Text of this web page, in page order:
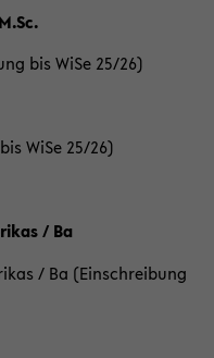
bis WiSe 25/26)
WiSe 25/26)
/ Ba
/ Ba (Einschreibung